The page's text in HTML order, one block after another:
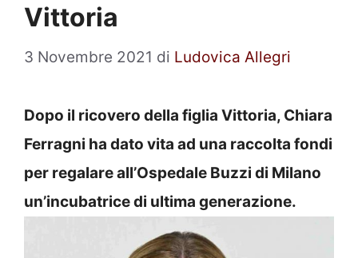
Vittoria
3 Novembre 2021 di Ludovica Allegri
Dopo il ricovero della figlia Vittoria, Chiara
Ferragni ha dato vita ad una raccolta fondi
per regalare all’Ospedale Buzzi di Milano
un’incubatrice di ultima generazione.